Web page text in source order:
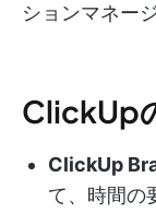
ションマネー
ClickUp
ClickUp
て、時間の